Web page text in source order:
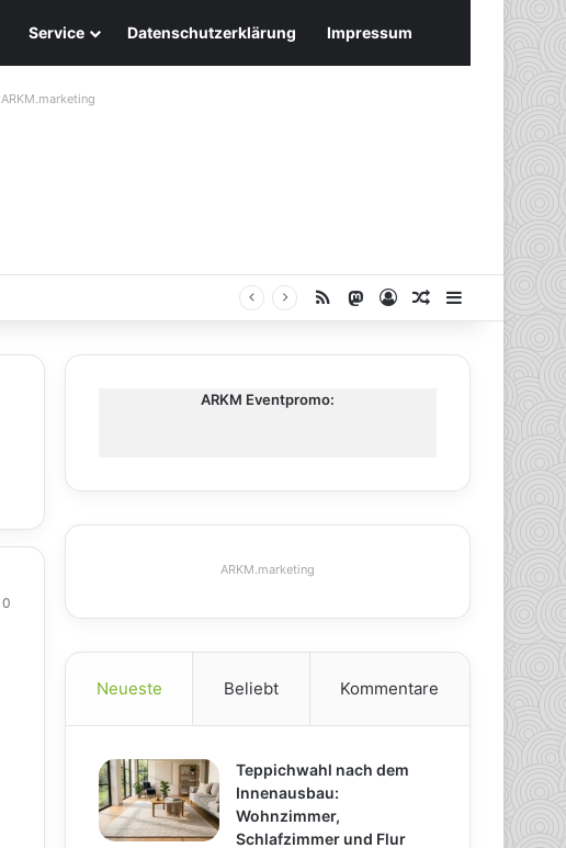
Service Datenschutzerklärung Impressum
ARKM.marketing
RSS Mastodon
AnmeldenZufälliger
0
ARKM Eventpromo:
ARKM.marketing
Neueste Beliebt Kommentare
Teppichwahl nach dem
Innenausbau:
Wohnzimmer,
Schlafzimmer und Flur